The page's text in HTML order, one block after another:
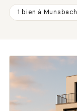
1 bien à Munsbach